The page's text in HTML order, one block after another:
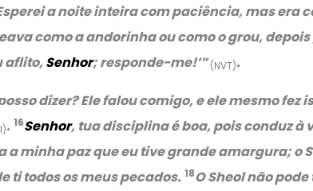
a noite inteira com paciência, mas era
como a andorinha ou como o grou,
aflito,Senhor; responde-me!’”(NVT).
dizer? Ele falou comigo, e ele mesmo
. 16Senhor, tua disciplina é boa, pois conduz à
a minha paz que eu tive grande amargura;
ti todos os meus pecados. 18O Sheol não